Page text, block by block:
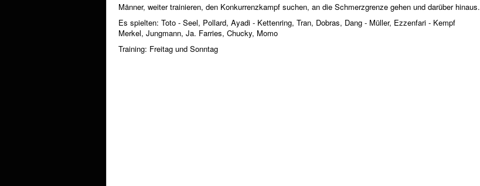
Männer, weiter trainieren, den Konkurrenzkampf suchen, an die Schmerzgrenze gehen und darüber hinaus.
Es spielten: Toto - Seel, Pollard, Ayadi - Kettenring, Tran, Dobras, Dang - Müller, Ezzenfari - Kempf
Merkel, Jungmann, Ja. Farries, Chucky, Momo
Training: Freitag und Sonntag